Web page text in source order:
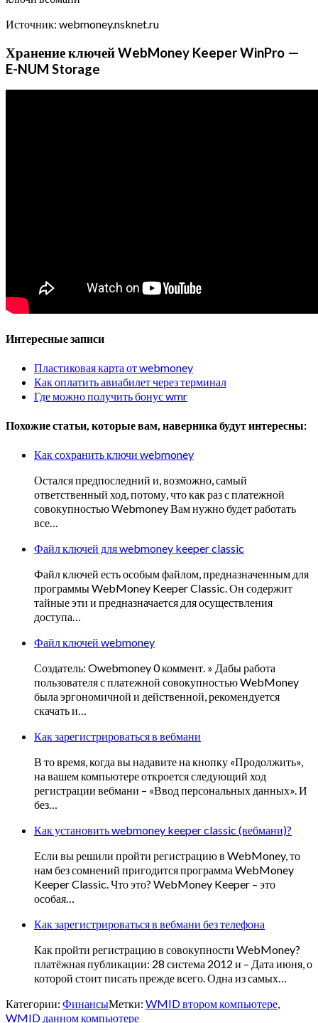
Источник: webmoney.nsknet.ru
Хранение ключей WebMoney Keeper WinPro —
E-NUM Storage
Интересные записи
Пластиковая карта от webmoney
Как оплатить авиабилет через терминал
Где можно получить бонус wmr
Похожие статьи, которые вам, наверника будут интересны:
Как сохранить ключи webmoney
Остался предпоследний и, возможно, самый
ответственный ход, потому, что как раз с платежной
совокупностью Webmoney Вам нужно будет работать
все…
Файл ключей для webmoney keeper classic
Файл ключей есть особым файлом, предназначенным для
программы WebMoney Keeper Classic. Он содержит
тайные эти и предназначается для осуществления
доступа…
Файл ключей webmoney
Создатель: Owebmoney 0 коммент. » Дабы работа
пользователя с платежной совокупностью WebMoney
была эргономичной и действенной, рекомендуется
скачать и…
Как зарегистрироваться в вебмани
В то время, когда вы надавите на кнопку «Продолжить»,
на вашем компьютере откроется следующий ход
регистрации вебмани – «Ввод персональных данных». И
без…
Как установить webmoney keeper classic (вебмани)?
Если вы решили пройти регистрацию в WebMoney, то
нам без сомнений пригодится программа WebMoney
Keeper Classic. Что это? WebMoney Keeper – это
особая…
Как зарегистрироваться в вебмани без телефона
Как пройти регистрацию в совокупности WebMoney?
платёжная публикации: 28 система 2012 и – Дата июня, о
которой стоит писать прежде всего. Одна из самых…
Категории: ФинансыМетки: WMID втором компьютере,
WMID данном компьютере